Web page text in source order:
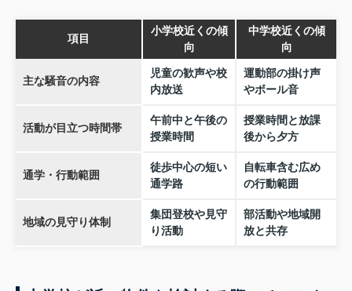
項目
小学校近くの傾
向
中学校近くの傾
向
主な騒音の内容
児童の歓声や校
内放送
運動部の掛け声
やボール音
活動が目立つ時間帯
午前中と午後の
授業時間
授業時間と放課
後から夕方
通学・行動範囲
徒歩中心の短い
通学路
自転車含む広め
の行動範囲
地域の見守り体制
集団登校や見守
り活動
部活動や地域開
放と共存